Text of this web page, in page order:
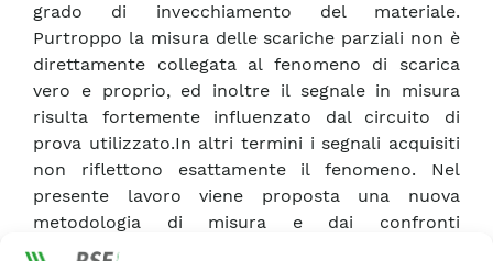
grado di invecchiamento del materiale.
Purtroppo la misura delle scariche parziali non è
direttamente collegata al fenomeno di scarica
vero e proprio, ed inoltre il segnale in misura
risulta fortemente influenzato dal circuito di
prova utilizzato.In altri termini i segnali acquisiti
non riflettono esattamente il fenomeno. Nel
presente lavoro viene proposta una nuova
metodologia di misura e dai confronti
preliminari è chiaramente evidenziato come